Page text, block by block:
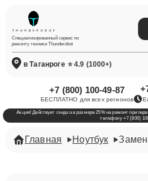
Специализированный сервис по
ремонту техники Thunderobot
в Таганроге ⭐ 4.9 (1000+)
+7 (800) 100-49-87
БЕСПЛАТНО для всех регионов
Акция! Действует скидка в размере 25% на ремонт при
телефону +7 (800)
Главная Ноутбук